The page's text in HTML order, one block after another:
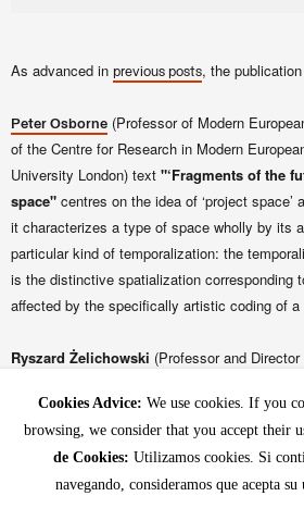
As advanced in previous posts, the
Peter Osborne (Professor of Modern
of the Centre for Research in Modern
University London) text "‘Fragments of the
space" centres on the idea of ‘project space’
it characterizes a type of space wholly by its
particular kind of temporalization: the
is the distinctive spatialization corresponding
affected by the specifically artistic coding of a
Ryszard Żelichowski (Professor and
"Neutral Moresnet and Amikejo – The
Congress of Vienna"offers an overview of
state 'renamed' Amikejo in 1908) came into
Cookies Advice: We use cookies. If you
browsing, we consider that you accept their
de Cookies: Utilizamos cookies. Si
navegando, consideramos que acepta su